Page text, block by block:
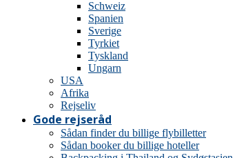
Schweiz
Spanien
Sverige
Tyrkiet
Tyskland
Ungarn
USA
Afrika
Rejseliv
Gode rejseråd
Sådan finder du billige flybilletter
Sådan booker du billige hoteller